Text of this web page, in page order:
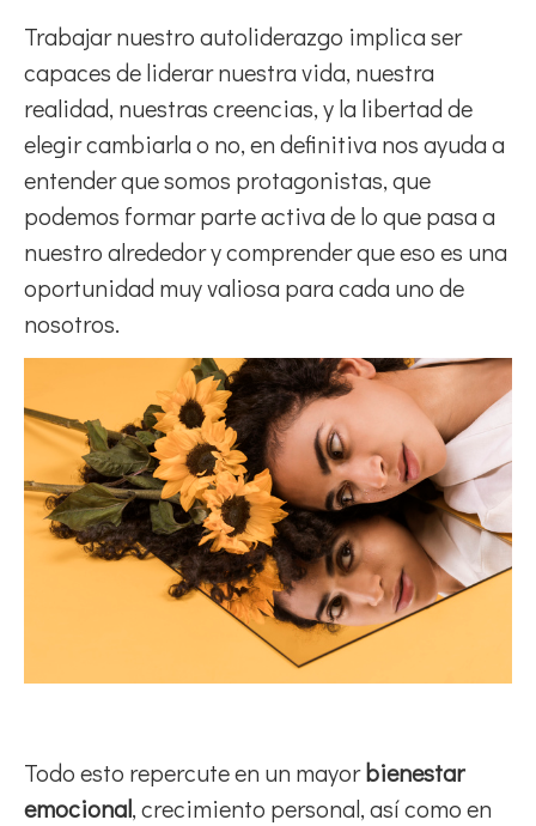
Trabajar nuestro autoliderazgo implica ser
capaces de liderar nuestra vida, nuestra
realidad, nuestras creencias, y la libertad de
elegir cambiarla o no, en definitiva nos ayuda a
entender que somos protagonistas, que
podemos formar parte activa de lo que pasa a
nuestro alrededor y comprender que eso es una
oportunidad muy valiosa para cada uno de
nosotros.
Todo esto repercute en un mayorbienestar
emocional, crecimiento personal, así como en